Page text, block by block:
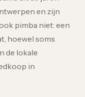
en zijn
pimba niet: een
hoewel soms
de lokale
in